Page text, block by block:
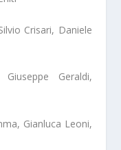
Crisari, Daniele
Geraldi,
Gianluca Leoni,